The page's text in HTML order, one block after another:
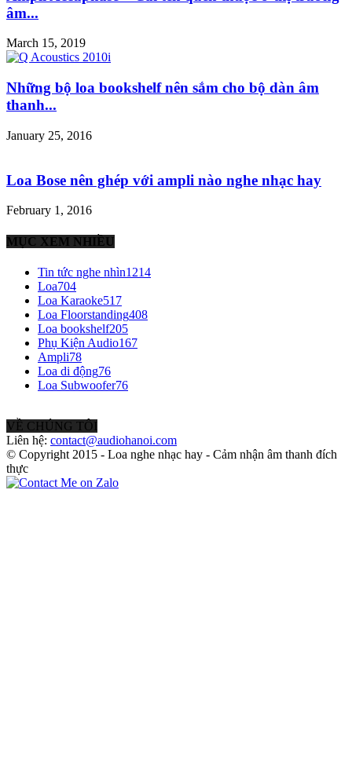
âm...
March 15, 2019
Những bộ loa bookshelf nên sắm cho bộ dàn âm
thanh...
January 25, 2016
Loa Bose nên ghép với ampli nào nghe nhạc hay
February 1, 2016
MỤC XEM NHIỀU
Tin tức nghe nhìn1214
Loa704
Loa Karaoke517
Loa Floorstanding408
Loa bookshelf205
Phụ Kiện Audio167
Ampli78
Loa di động76
Loa Subwoofer76
VỀ CHÚNG TÔI
Liên hệ: contact@audiohanoi.com
© Copyright 2015 - Loa nghe nhạc hay - Cảm nhận âm thanh đích
thực